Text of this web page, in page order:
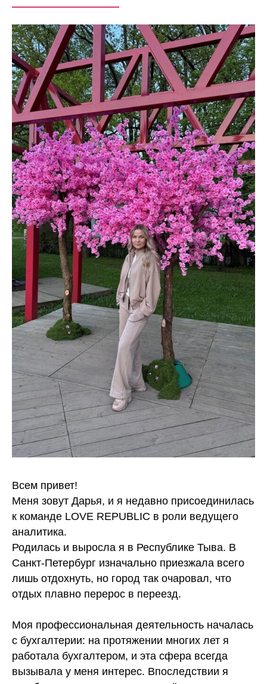
——————————
Всем привет!
Меня зовут Дарья, и я недавно присоединилась
к команде LOVE REPUBLIC в роли ведущего
аналитика.
Родилась и выросла я в Республике Тыва. В
Санкт-Петербург изначально приезжала всего
лишь отдохнуть, но город так очаровал, что
отдых плавно перерос в переезд.
Моя профессиональная деятельность началась
с бухгалтерии: на протяжении многих лет я
работала бухгалтером, и эта сфера всегда
вызывала у меня интерес. Впоследствии я